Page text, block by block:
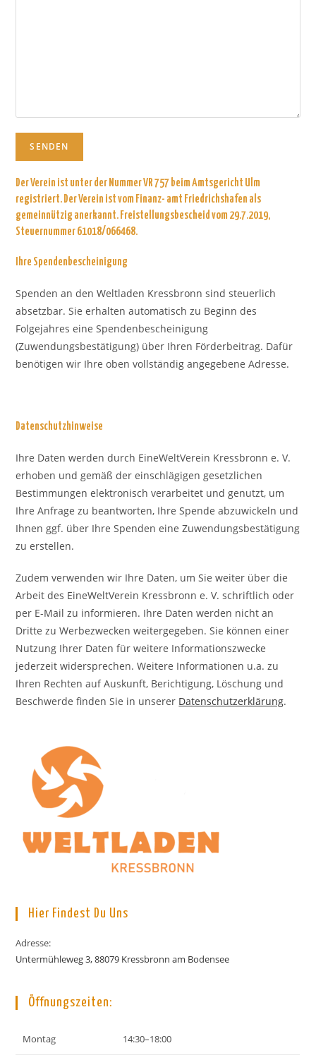
SENDEN
Der Verein ist unter der Nummer VR 757 beim Amtsgericht Ulm
registriert. Der Verein ist vom Finanz- amt Friedrichshafen als
gemeinnützig anerkannt. Freistellungsbescheid vom 29.7.2019,
Steuernummer 61018/066468.
Ihre Spendenbescheinigung
Spenden an den Weltladen Kressbronn sind steuerlich
absetzbar. Sie erhalten automatisch zu Beginn des
Folgejahres eine Spendenbescheinigung
(Zuwendungsbestätigung) über Ihren Förderbeitrag. Dafür
benötigen wir Ihre oben vollständig angegebene Adresse.
Datenschutzhinweise
Ihre Daten werden durch EineWeltVerein Kressbronn e. V.
erhoben und gemäß der einschlägigen gesetzlichen
Bestimmungen elektronisch verarbeitet und genutzt, um
Ihre Anfrage zu beantworten, Ihre Spende abzuwickeln und
Ihnen ggf. über Ihre Spenden eine Zuwendungsbestätigung
zu erstellen.
Zudem verwenden wir Ihre Daten, um Sie weiter über die
Arbeit des EineWeltVerein Kressbronn e. V. schriftlich oder
per E-Mail zu informieren. Ihre Daten werden nicht an
Dritte zu Werbezwecken weitergegeben. Sie können einer
Nutzung Ihrer Daten für weitere Informationszwecke
jederzeit widersprechen. Weitere Informationen u.a. zu
Ihren Rechten auf Auskunft, Berichtigung, Löschung und
Beschwerde finden Sie in unserer Datenschutzerklärung.
Hier Findest Du Uns
Adresse:
Untermühleweg 3, 88079 Kressbronn am Bodensee
Öffnungszeiten:
Montag 14:30–18:00